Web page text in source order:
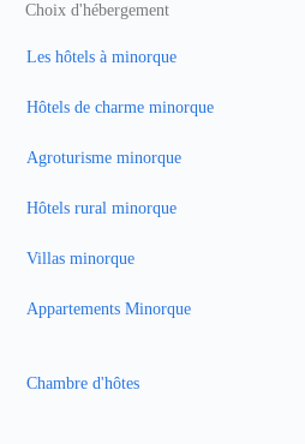
Choix d'hébergement
Les hôtels à minorque
Hôtels de charme minorque
Agroturisme minorque
Hôtels rural minorque
Villas minorque
Appartements Minorque
Chambre d'hôtes